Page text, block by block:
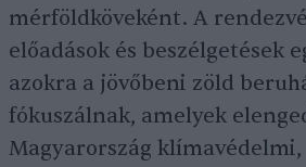
mérföldköveként. A
előadások és beszélgetések
azokra a jövőbeni zöld
fókuszálnak, amelyek
Magyarország klímavédelmi,